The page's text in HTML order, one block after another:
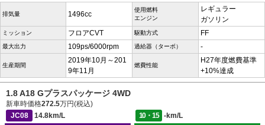
排気量 1496cc
使用燃料
エンジン
レギュラー
ガソリン
ミッション フロアCVT 駆動方式 FF
最大出力 109ps/6000rpm 過給器（ターボ） -
生産期間
2019年10月～201
9年11月
燃費性能
H27年度燃費基準
+10%達成
1.8 A18 Gプラスパッケージ 4WD
新車時価格272.5万円(税込)
JC08
14.8km/L 10・15
-km/L